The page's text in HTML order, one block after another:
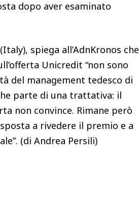
dopo aver esaminato
spiega all’AdnKronos che
Unicredit “non sono
del management tedesco di
parte di una trattativa: il
non convince. Rimane però
a rivedere il premio e a
(di Andrea Persili)